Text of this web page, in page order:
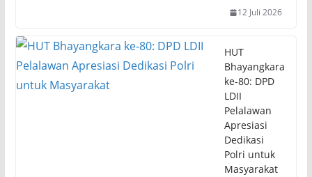
12 Juli 2026
HUT
Bhayangkara
ke-80: DPD
LDII
Pelalawan
Apresiasi
Dedikasi
Polri untuk
Masyarakat